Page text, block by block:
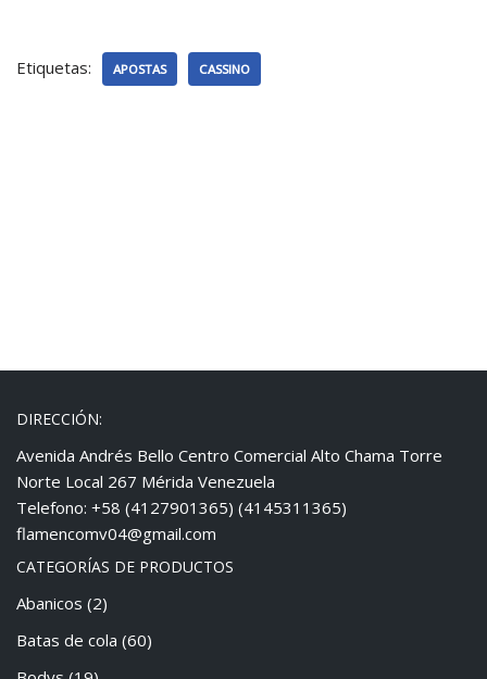
Etiquetas: APOSTAS CASSINO
DIRECCIÓN:
Avenida Andrés Bello Centro Comercial Alto Chama Torre
Norte Local 267 Mérida Venezuela
Telefono: +58 (4127901365) (4145311365)
flamencomv04@gmail.com
CATEGORÍAS DE PRODUCTOS
Abanicos (2)
Batas de cola (60)